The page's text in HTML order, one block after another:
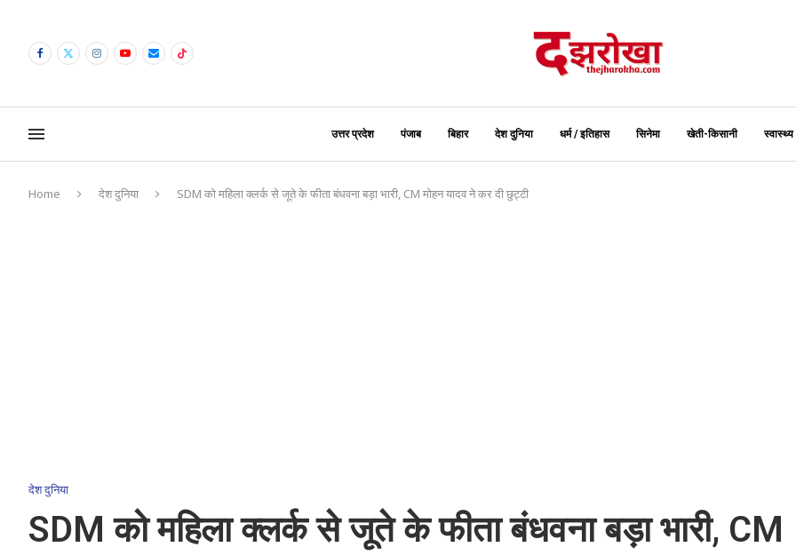
उत्तर प्रदेश पंजाब बिहार देश दुनिया धर्म / इतिहास सिनेमा खेती-किसानी स्‍वास्‍थ्‍य
Home देश दुनिया SDM को महिला क्लर्क से जूते के फीता बंधवना बड़ा भारी, CM मोहन यादव ने कर दी छुट्टी
देश दुनिया
SDM को महिला क्लर्क से जूते के फीता बंधवना बड़ा भारी, CM